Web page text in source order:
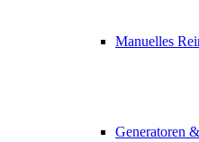
Manuelles
Generatoren